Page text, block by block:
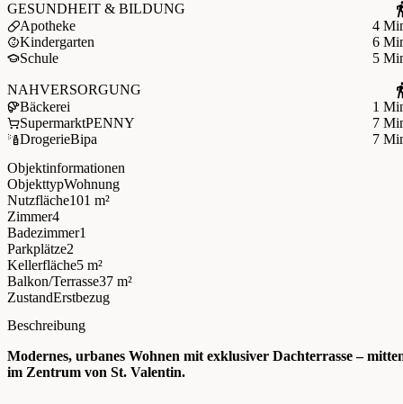
GESUNDHEIT & BILDUNG
Apotheke
4
Kindergarten
6
Schule
5
NAHVERSORGUNG
Bäckerei
1
SupermarktPENNY
7
DrogerieBipa
7
Objektinformationen
ObjekttypWohnung
Nutzfläche101 m²
Zimmer4
Badezimmer1
Parkplätze2
Kellerfläche5 m²
Balkon/Terrasse37 m²
ZustandErstbezug
Beschreibung
Modernes, urbanes Wohnen mit exklusiver Dachterrasse –
im Zentrum von St. Valentin.